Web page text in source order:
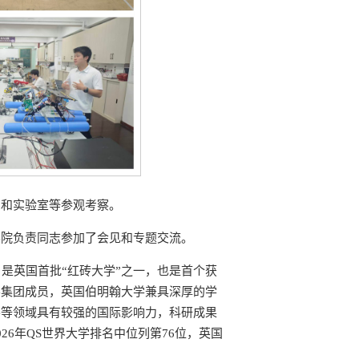
实验室等参观考察。
负责同志参加了会见和专题交流。
英国首批“红砖大学”之一，也是首个获
团成员，英国伯明翰大学兼具深厚的学
领域具有较强的国际影响力，科研成果
年QS世界大学排名中位列第76位，英国